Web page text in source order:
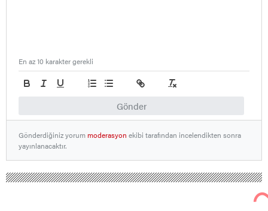
Gönder
En az 10 karakter gerekli
Gönderdiğiniz yorummoderasyon ekibi tarafından incelendikten sonra
yayınlanacaktır.